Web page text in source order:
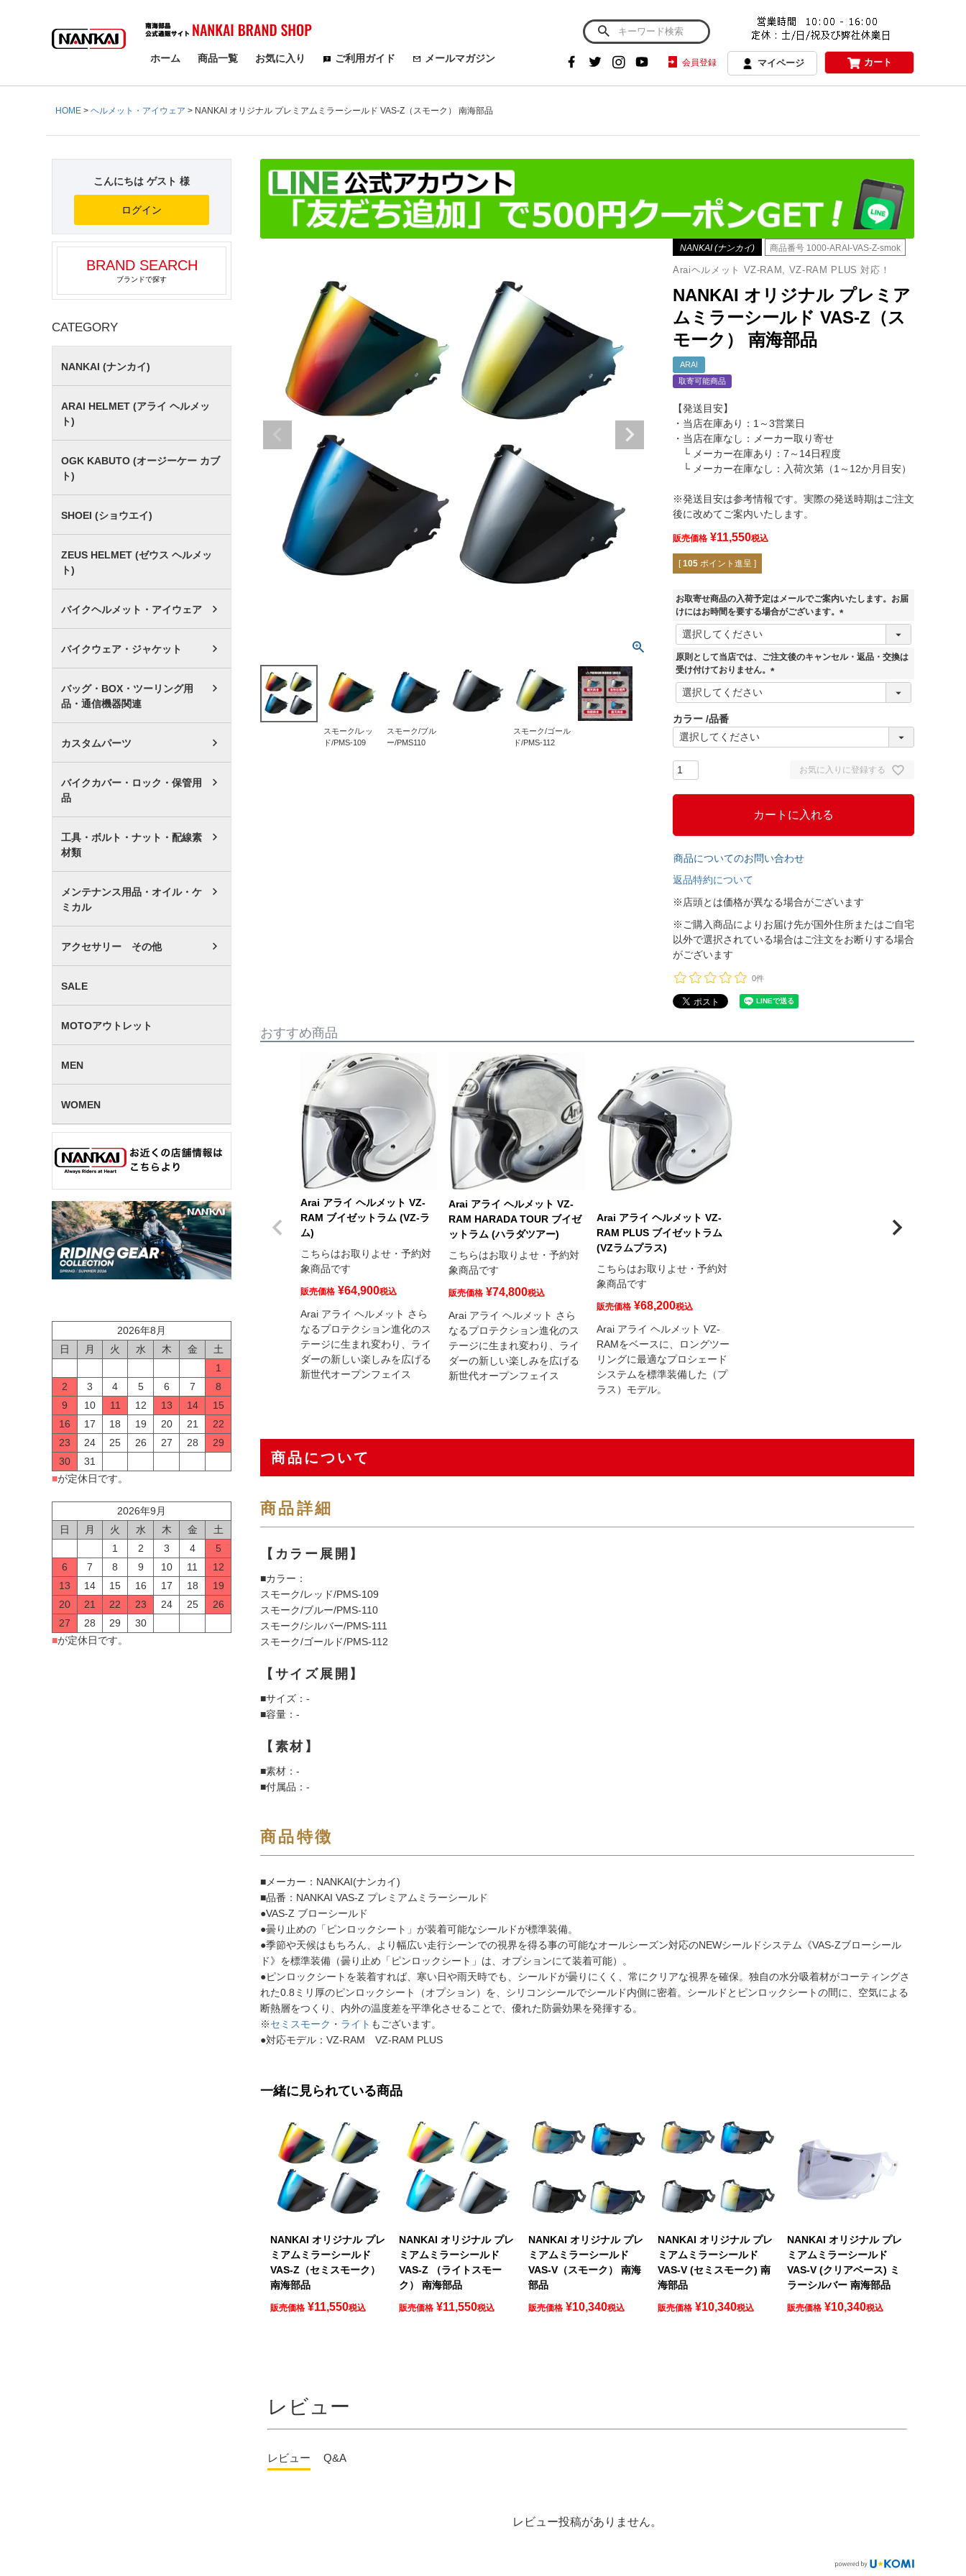
検索
ホーム 商品一覧 お気に入り ご利用ガイド メールマガジン 会員登録 マイページ カート
HOME ヘルメット・アイウェア NANKAI オリジナル プレミアムミラーシールド VAS-Z（スモーク） 南海部品
こんにちは ゲスト 様
ログイン
BRAND SEARCH
ブランドで探す
CATEGORY
NANKAI (ナンカイ)
ARAI HELMET (アライ ヘルメッ
ト)
OGK KABUTO (オージーケー カブ
ト)
SHOEI (ショウエイ)
ZEUS HELMET (ゼウス ヘルメッ
ト)
バイクヘルメット・アイウェア
バイクウェア・ジャケット
バッグ・BOX・ツーリング用
品・通信機器関連
カスタムパーツ
バイクカバー・ロック・保管用
品
工具・ボルト・ナット・配線素
材類
メンテナンス用品・オイル・ケ
ミカル
アクセサリー その他
SALE
MOTOアウトレット
MEN
WOMEN
2026年8月
日
月 火 水 木 金
土
1
2
3 4 5 6 7
8
9
10 11 12 13 14
15
16
17 18 19 20 21
22
23
24 25 26 27 28
29
30
31
■が定休日です。
2026年9月
日
月 火 水 木 金
土
1
2 3 4
5
6
7 8 9 10 11
12
13
14 15 16 17 18
19
20
21 22 23 24 25
26
27
28 29
30
■が定休日です。
スモーク/レッド/PMS-109
スモーク/レッ
ド/PMS-109
スモーク/ブル
ー/PMS110
スモーク/ゴール
ド/PMS-112
NANKAI (ナンカイ) 商品番号 1000-ARAI-VAS-Z-smok
Araiヘルメット VZ-RAM, VZ-RAM PLUS 対応！
NANKAI オリジナル プレミア
ムミラーシールド VAS-Z（ス
モーク） 南海部品
ARAI
取寄可能商品
【発送目安】
・当店在庫あり：1～3営業日
・当店在庫なし：メーカー取り寄せ
└ メーカー在庫あり：7～14日程度
└ メーカー在庫なし：入荷次第（1～12か月目安）
※発送目安は参考情報です。実際の発送時期はご注文
後に改めてご案内いたします。
販売価格 ¥11,550税込
[ 105 ポイント進呈 ]
お取寄せ商品の入荷予定はメールでご案内いたします。お届
けにはお時間を要する場合がございます。
(
須
原則として当店では、ご注文後のキャンセル・返品・交換は
受け付けておりません。
(
)
カラー 品番
お気に入りに登録する
カートに入れる
商品についてのお問い合わせ
返品特約について
※店頭とは価格が異なる場合がございます
※ご購入商品によりお届け先が国外住所またはご自宅
以外で選択されている場合はご注文をお断りする場合
がございます
0件
おすすめ商品
Arai アライ ヘルメット VZ-
RAM ブイゼットラム (VZ-ラ
ム)
こちらはお取りよせ・予約対
象商品です
販売価格 ¥64,900税込
Arai アライ ヘルメット さら
なるプロテクション進化のス
テージに生まれ変わり、ライ
ダーの新しい楽しみを広げる
新世代オープンフェイス
Arai アライ ヘルメット VZ-
RAM HARADA TOUR ブイゼ
ットラム (ハラダツアー)
こちらはお取りよせ・予約対
象商品です
販売価格 ¥74,800税込
Arai アライ ヘルメット さら
なるプロテクション進化のス
テージに生まれ変わり、ライ
ダーの新しい楽しみを広げる
新世代オープンフェイス
Arai アライ ヘルメット VZ-
RAM PLUS ブイゼットラム
(VZラムプラス)
こちらはお取りよせ・予約対
象商品です
販売価格 ¥68,200税込
Arai アライ ヘルメット VZ-
RAMをベースに、ロングツー
リングに最適なプロシェード
システムを標準装備した（プ
ラス）モデル。
商品について
商品詳細
【カラー展開】
■カラー：
スモーク/レッド/PMS-109
スモーク/ブルー/PMS-110
スモーク/シルバー/PMS-111
スモーク/ゴールド/PMS-112
【サイズ展開】
■サイズ：-
■容量：-
【素材】
■素材：-
■付属品：-
商品特徴
■メーカー：NANKAI(ナンカイ)
■品番：NANKAI VAS-Z プレミアムミラーシールド
●VAS-Z ブローシールド
●曇り止めの「ピンロックシート」が装着可能なシールドが標準装備。
●季節や天候はもちろん、より幅広い走行シーンでの視界を得る事の可能なオールシーズン対応のNEWシールドシステム《VAS-Zブローシール
ド》を標準装備（曇り止め「ピンロックシート」は、オプションにて装着可能）。
●ピンロックシートを装着すれば、寒い日や雨天時でも、シールドが曇りにくく、常にクリアな視界を確保。独自の水分吸着材がコーティングさ
れた0.8ミリ厚のピンロックシート（オプション）を、シリコンシールでシールド内側に密着。シールドとピンロックシートの間に、空気による
断熱層をつくり、内外の温度差を平準化させることで、優れた防曇効果を発揮する。
※セミスモーク ・ ライト もございます。
●対応モデル：VZ-RAM VZ-RAM PLUS
一緒に見られている商品
NANKAI オリジナル プレ
ミアムミラーシールド
VAS-Z（セミスモーク）
南海部品
販売価格 ¥11,550税込
NANKAI オリジナル プレ
ミアムミラーシールド
VAS-Z （ライトスモー
ク） 南海部品
販売価格 ¥11,550税込
NANKAI オリジナル プレ
ミアムミラーシールド
VAS-V（スモーク） 南海
部品
販売価格 ¥10,340税込
NANKAI オリジナル プレ
ミアムミラーシールド
VAS-V (セミスモーク) 南
海部品
販売価格 ¥10,340税込
NANKAI オリジナル プレ
ミアムミラーシールド
VAS-V (クリアベース) ミ
ラーシルバー 南海部品
販売価格 ¥10,340税込
レビュー
レビュー Q&A
レビュー投稿がありません。